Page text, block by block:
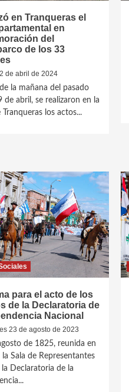
en Tranqueras el
en
del
de los 33
de abril de 2024
la mañana del pasado
de abril, se realizaron en la
los actos...
para el acto de los
de la Declaratoria de
Nacional
23 de agosto de 2023
de 1825, reunida en
la Sala de Representantes
Declaratoria de la